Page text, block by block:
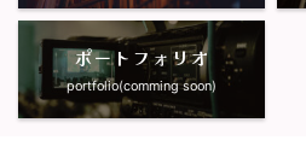
ポートフォリオ
portfolio(comming soon)